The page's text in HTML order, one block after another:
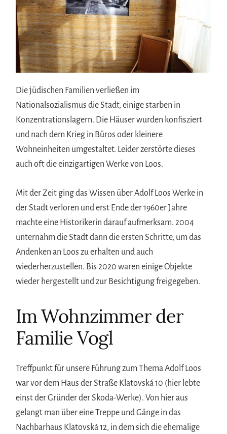
Die jüdischen Familien verließen im
Nationalsozialismus die Stadt, einige starben in
Konzentrationslagern. Die Häuser wurden konfisziert
und nach dem Krieg in Büros oder kleinere
Wohneinheiten umgestaltet. Leider zerstörte dieses
auch oft die einzigartigen Werke von Loos.
Mit der Zeit ging das Wissen über Adolf Loos Werke in
der Stadt verloren und erst Ende der 1960er Jahre
machte eine Historikerin darauf aufmerksam. 2004
unternahm die Stadt dann die ersten Schritte, um das
Andenken an Loos zu erhalten und auch
wiederherzustellen. Bis 2020 waren einige Objekte
wieder hergestellt und zur Besichtigung freigegeben.
Im Wohnzimmer der
Familie Vogl
Treffpunkt für unsere Führung zum Thema Adolf Loos
war vor dem Haus der Straße Klatovská 10 (hier lebte
einst der Gründer der Skoda-Werke). Von hier aus
gelangt man über eine Treppe und Gänge in das
Nachbarhaus Klatovská 12, in dem sich die ehemalige